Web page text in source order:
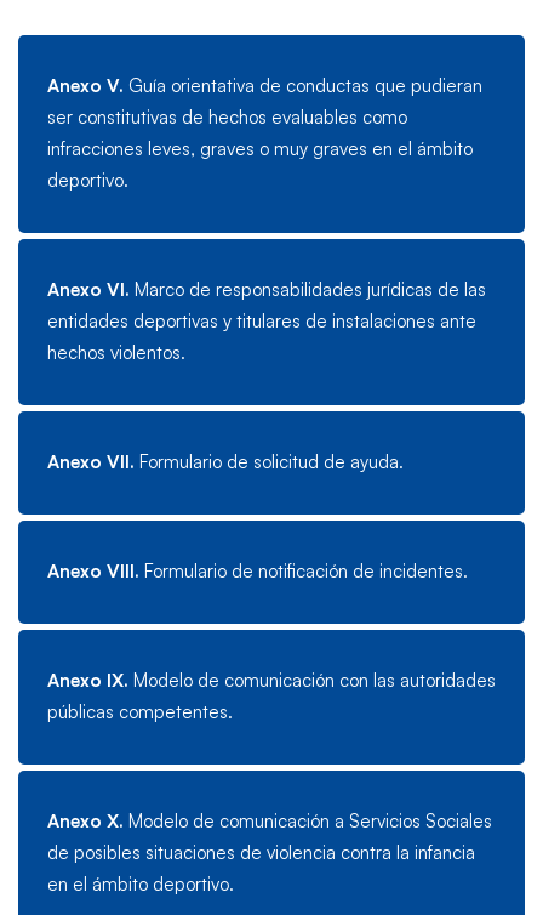
violencia
Anexo V. Guía orientativa de conductas que pudieran
ser constitutivas de hechos evaluables como
infracciones leves, graves o muy graves en el ámbito
deportivo.
Anexo VI. Marco de responsabilidades jurídicas de las
entidades deportivas y titulares de instalaciones ante
hechos violentos.
Anexo VII. Formulario de solicitud de ayuda.
Anexo VIII. Formulario de notificación de incidentes.
Anexo IX. Modelo de comunicación con las autoridades
públicas competentes.
Anexo X. Modelo de comunicación a Servicios Sociales
de posibles situaciones de violencia contra la infancia
en el ámbito deportivo.